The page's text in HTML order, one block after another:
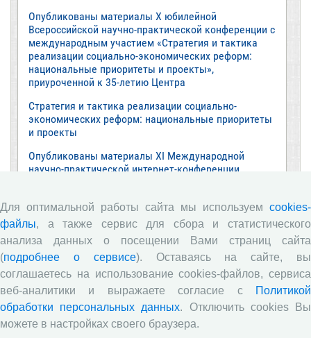
Опубликованы материалы X юбилейной
Всероссийской научно-практической конференции с
международным участием «Стратегия и тактика
реализации социально-экономических реформ:
национальные приоритеты и проекты»,
приуроченной к 35-летию Центра
Стратегия и тактика реализации социально-
экономических реформ: национальные приоритеты
и проекты
Опубликованы материалы XI Международной
научно-практической интернет-конференции
Глобальные вызовы и региональное развитие в
зеркале социологических измерений
Все сообщения »
Обзор научных публикаций
Для оптимальной работы сайта мы используем cookies-
файлы, а также сервис для сбора и статистического
анализа данных о посещении Вами страниц сайта
(подробнее о сервисе). Оставаясь на сайте, вы
соглашаетесь на использование cookies-файлов, сервиса
веб-аналитики и выражаете согласие с
Политикой
обработки персональных данных. Отключить cookies Вы
можете в настройках своего браузера.